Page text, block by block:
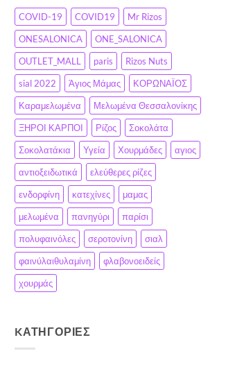
COVID-19 COVID19
Mr Rizos
ONESALONICA
ONE_SALONICA
OUTLET_MALL
paris
Rizos Nuts
sial 2022
Άγιος Μάμας
ΚΟΡΩΝΑΪΟΣ
Καραμελωμένα
Μελωμένα Θεσσαλονίκης
ΞΗΡΟΙ ΚΑΡΠΟΙ
Ρίζος
Σοκολάτα
Σοκολατάκια
Υγεία Χουρμάδες
αγιος
αντιοξειδωτικά
ελεύθερες ρίζες
ενδορφίνη
κατεχίνες
μαμας
μελωμένα
πανηγύρι
παρίσι
πολυφαινόλες
σεροτονίνη
σιαλ
φαινύλαιθυλαμίνη
φλαβονοειδείς
χουρμάς
KΑΤΗΓΟΡΊΕΣ